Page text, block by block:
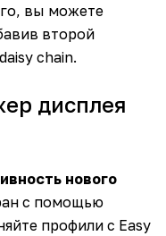
вы можете
второй
chain.
дисплея
нового
с помощью
профили с Easy